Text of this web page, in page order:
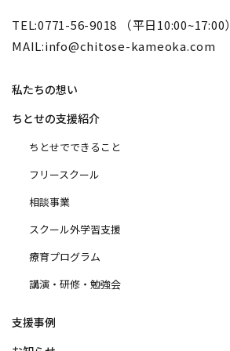
TEL:0771-56-9018 （平日10:00~17:00）
MAIL:info@chitose-kameoka.com
私たちの想い
ちとせの支援紹介
ちとせでできること
フリースクール
相談事業
スクール外学習支援
療育プログラム
講演・研修・勉強会
支援事例